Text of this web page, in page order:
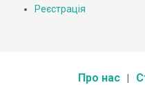
Реєстрація
Про нас